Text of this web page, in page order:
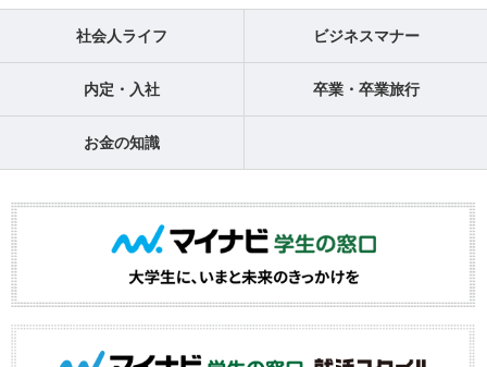
社会人ライフ ビジネスマナー
内定・入社 卒業・卒業旅行
お金の知識